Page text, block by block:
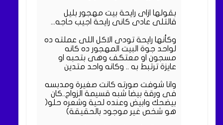
بقولها ازاى رايحة بيت مهجور بليل
قالتلى عادى كانى رايحة اجيب حاجه...
وكأنها رايحة تودى الاكل اللى عملته ده
لواحد جوة البيت المهجور ده كانه
مسجون او معتكف وهى بتحبه او
عايزة ترتبط به .. وكانه واحد متدين
وانا شوفت صورته كانت صغيرة ومدبسه
فى ورقة بيضا شبه قسيمة الزواج..كان
بيضحك وابيض وعنده لحية وشعره حلو(
هو شخص غير موجود بالحقيقة)